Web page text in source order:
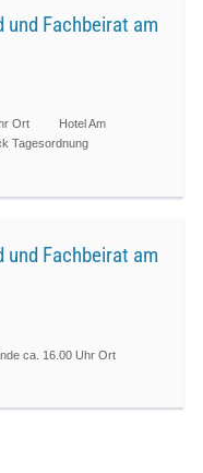
Fachbeirat am
Uhr Ort Hotel Am
Tagesordnung
Fachbeirat am
Ende ca. 16.00 Uhr Ort